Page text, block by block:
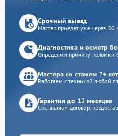
Срочный выезд
Мастер приедет уже через 30
Диагностика и осмотр
Определим причину поломки
Мастера со стажем 7+ лет
Работаем с техникой любой
Гарантия до 12 месяцев
Составляем договор,